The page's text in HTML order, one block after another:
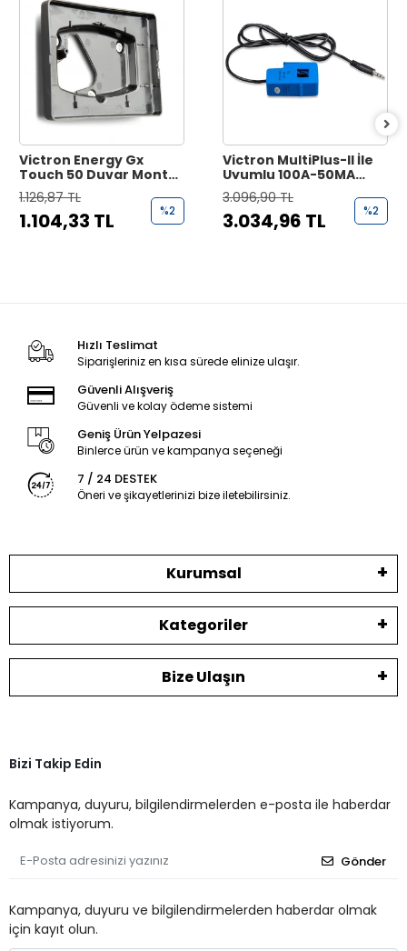
Victron Energy Gx
Touch 50 Duvar Montaj
Aparatı
1.126,87 TL
1.104,33 TL %2
Victron MultiPlus-II İle
Uyumlu 100A-50MA
Akım Trafosu (5 Metre)
3.096,90 TL
3.034,96 TL %2
Hızlı Teslimat
Siparişleriniz en kısa sürede elinize ulaşır.
Güvenli Alışveriş
Güvenli ve kolay ödeme sistemi
Geniş Ürün Yelpazesi
Binlerce ürün ve kampanya seçeneği
7 / 24 DESTEK
Öneri ve şikayetlerinizi bize iletebilirsiniz.
Kurumsal
Kategoriler
Bize Ulaşın
Bizi Takip Edin
Kampanya, duyuru, bilgilendirmelerden e-posta ile haberdar
olmak istiyorum.
Gönder
Kampanya, duyuru ve bilgilendirmelerden haberdar olmak
için kayıt olun.